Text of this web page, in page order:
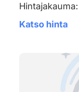
Katso hinta